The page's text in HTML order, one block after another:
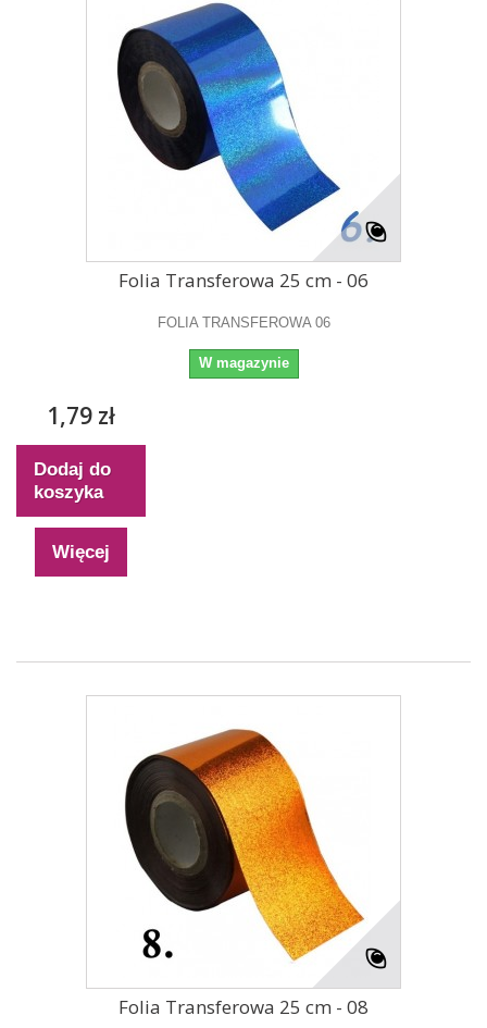
Folia Transferowa 25 cm - 06
FOLIA TRANSFEROWA 06
W magazynie
1,79 zł
Dodaj do
koszyka
Więcej
Folia Transferowa 25 cm - 08